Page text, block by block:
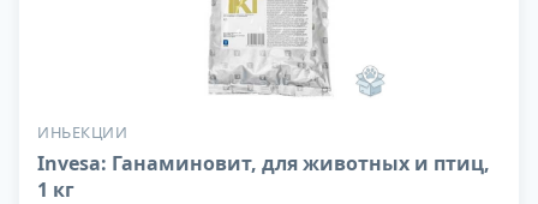
ИНЬЕКЦИИ
Invesa: Ганаминовит, для животных и птиц,
1 кг